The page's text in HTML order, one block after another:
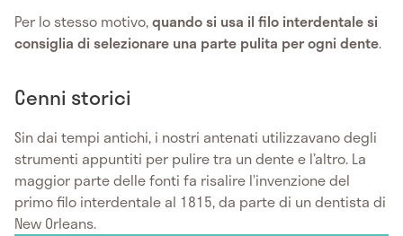
Per lo stesso motivo,quando si usa il filo interdentale si
consiglia di selezionare una parte pulita per ogni dente.
Cenni storici
Sin dai tempi antichi, i nostri antenati utilizzavano degli
strumenti appuntiti per pulire tra un dente e l’altro. La
maggior parte delle fonti fa risalire l’invenzione del
primo filo interdentale al 1815, da parte di un dentista di
New Orleans.